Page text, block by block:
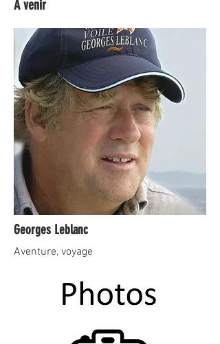
À venir
Georges Leblanc
Aventure, voyage